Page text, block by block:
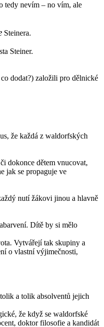
tedy nevím – no vím, ale
Steinera.
Steiner.
dodat?) založili pro dělnické
že každá z waldorfských
dokonce dětem vnucovat,
jak se propaguje ve
nutí žákovi jinou a hlavně
Dítě by si mělo
Vytvářejí tak skupiny a
o vlastní výjimečnosti,
a tolik absolventů jejich
že když se waldorfské
doktor filosofie a kandidát